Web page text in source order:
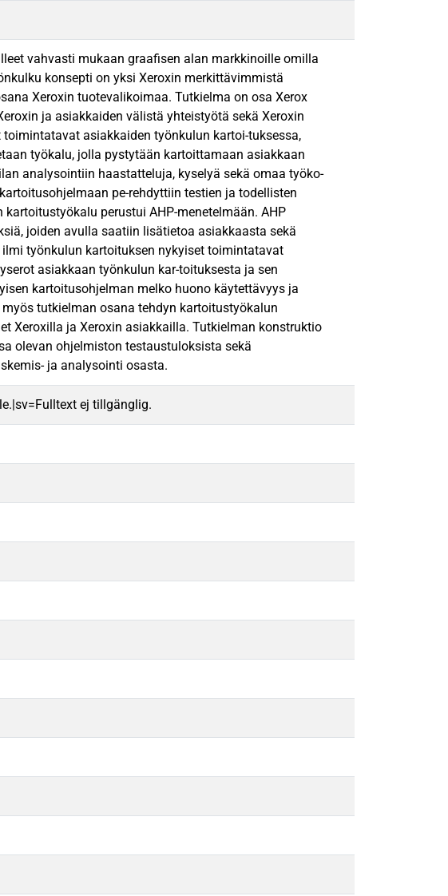
vahvasti mukaan graafisen alan markkinoille omilla
konsepti on yksi Xeroxin merkittävimmistä
Xeroxin tuotevalikoimaa. Tutkielma on osa Xerox
ja asiakkaiden välistä yhteistyötä sekä Xeroxin
asiakkaiden työnkulun kartoi-tuksessa,
työkalu, jolla pystytään kartoittamaan asiakkaan
analysointiin haastatteluja, kyselyä sekä omaa työko-
pe-rehdyttiin testien ja todellisten
perustui AHP-menetelmään. AHP
joiden avulla saatiin lisätietoa asiakkaasta sekä
työnkulun kartoituksen nykyiset toimintatavat
asiakkaan työnkulun kar-toituksesta ja sen
kartoitusohjelman melko huono käytettävyys ja
tutkielman osana tehdyn kartoitustyökalun
Xeroxilla ja Xeroxin asiakkailla. Tutkielman konstruktio
olevan ohjelmiston testaustuloksista sekä
ja analysointi osasta.
ej tillgänglig.